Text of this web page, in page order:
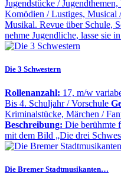
Jugendstücke /
Komödien / Lustiges, Musical
Musikal. Revue über Schule,
nehme Jugendliche, lasse sie
Die 3 Schwestern
Rollenanzahl: 17, m/w
Bis 4. Schuljahr / Vorschule
Kriminalstücke, Märchen /
Beschreibung: Die berühmte
mit dem Bild „Die drei
Die Bremer Stadtmusikanten…